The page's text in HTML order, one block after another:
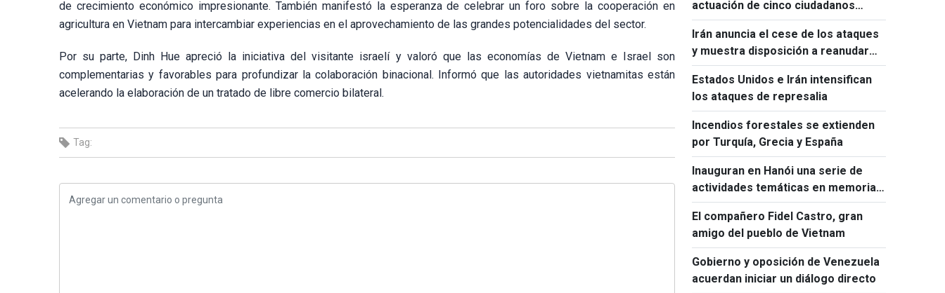
de crecimiento económico impresionante. También manifestó la esperanza de celebrar un foro sobre la cooperación en
agricultura en Vietnam para intercambiar experiencias en el aprovechamiento de las grandes potencialidades del sector.
Por su parte, Dinh Hue apreció la iniciativa del visitante israelí y valoró que las economías de Vietnam e Israel son
complementarias y favorables para profundizar la colaboración binacional. Informó que las autoridades vietnamitas están
acelerando la elaboración de un tratado de libre comercio bilateral.
Tag:
actuación de cinco ciudadanos
vietnamitas tras el terremoto de
Kumamoto
Irán anuncia el cese de los ataques
y muestra disposición a reanudar
las conversaciones con Estados
Unidos
Estados Unidos e Irán intensifican
los ataques de represalia
Incendios forestales se extienden
por Turquía, Grecia y España
Inauguran en Hanói una serie de
actividades temáticas en memoria
de Ho Chi Minh y Fidel Castro
El compañero Fidel Castro, gran
amigo del pueblo de Vietnam
Gobierno y oposición de Venezuela
acuerdan iniciar un diálogo directo